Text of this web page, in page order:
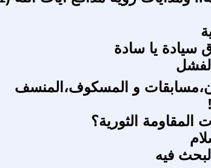
سيادة يا سادة
و المسكوف،المنسف
المقاومة الثورية؟
فيه